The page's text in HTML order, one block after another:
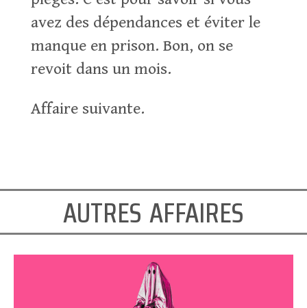
avez des dépendances et éviter le
manque en prison. Bon, on se
revoit dans un mois.
Affaire suivante.
autres affaires